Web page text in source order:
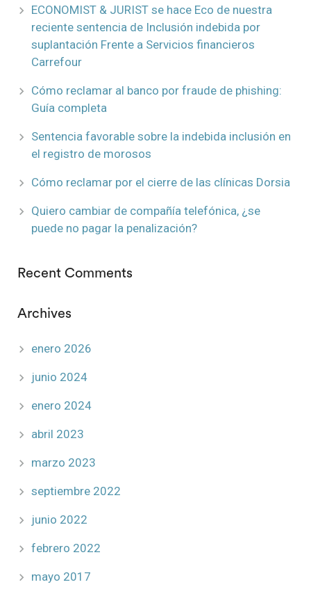
ECONOMIST & JURIST se hace Eco de nuestra
reciente sentencia de Inclusión indebida por
suplantación Frente a Servicios financieros
Carrefour
Cómo reclamar al banco por fraude de phishing:
Guía completa
Sentencia favorable sobre la indebida inclusión en
el registro de morosos
Cómo reclamar por el cierre de las clínicas Dorsia
Quiero cambiar de compañía telefónica, ¿se
puede no pagar la penalización?
Recent Comments
Archives
enero 2026
junio 2024
enero 2024
abril 2023
marzo 2023
septiembre 2022
junio 2022
febrero 2022
mayo 2017